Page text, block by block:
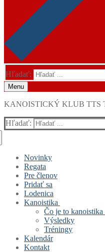
Hľadať:
Menu
KANOISTICKÝ KLUB TTS
Hľadať:
Novinky
Regata
Pre členov
Pridať sa
Lodenica
Kanoistika
Čo je to kanoistika
Výsledky
Tréningy
Kalendár
Kontakt